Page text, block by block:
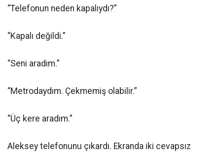
“Telefonun neden kapalıydı?”
“Kapalı değildi.”
“Seni aradım.”
“Metrodaydım. Çekmemiş olabilir.”
“Üç kere aradım.”
Aleksey telefonunu çıkardı. Ekranda iki cevapsız